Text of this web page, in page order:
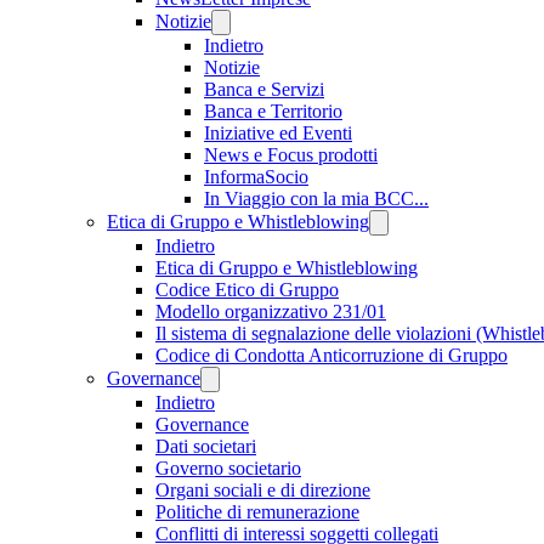
Notizie
Indietro
Notizie
Banca e Servizi
Banca e Territorio
Iniziative ed Eventi
News e Focus prodotti
InformaSocio
In Viaggio con la mia BCC...
Etica di Gruppo e Whistleblowing
Indietro
Etica di Gruppo e Whistleblowing
Codice Etico di Gruppo
Modello organizzativo 231/01
Il sistema di segnalazione delle violazioni
Codice di Condotta Anticorruzione di Gruppo
Governance
Indietro
Governance
Dati societari
Governo societario
Organi sociali e di direzione
Politiche di remunerazione
Conflitti di interessi soggetti collegati